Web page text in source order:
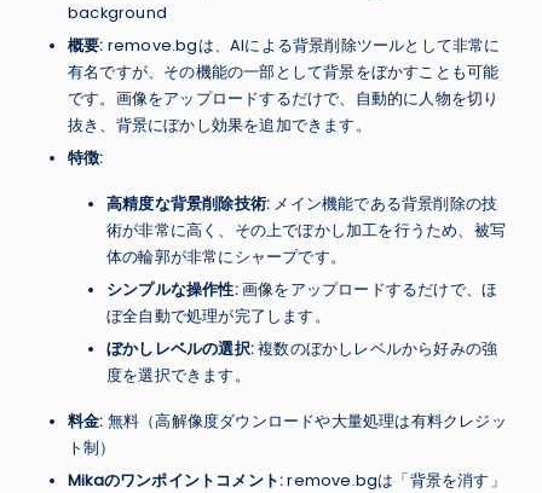
background
概要: remove.bgは、AIによる背景削除ツールとして非常に
有名ですが、その機能の一部として背景をぼかすことも可能
です。画像をアップロードするだけで、自動的に人物を切り
抜き、背景にぼかし効果を追加できます。
特徴:
高精度な背景削除技術: メイン機能である背景削除の技
術が非常に高く、その上でぼかし加工を行うため、被写
体の輪郭が非常にシャープです。
シンプルな操作性:画像をアップロードするだけで、ほ
ぼ全自動で処理が完了します。
ぼかしレベルの選択:複数のぼかしレベルから好みの強
度を選択できます。
料金: 無料（高解像度ダウンロードや大量処理は有料クレジッ
ト制）
Mikaのワンポイントコメント:remove.bgは「背景を消す」